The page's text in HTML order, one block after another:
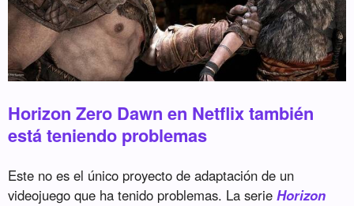
Horizon Zero Dawn en Netflix también
está teniendo problemas
Este no es el único proyecto de adaptación de un
videojuego que ha tenido problemas. La serieHorizon